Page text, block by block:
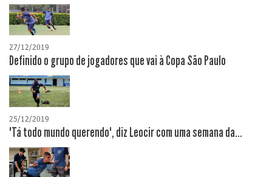
27/12/2019
Definido o grupo de jogadores que vai à Copa São Paulo
25/12/2019
"Tá todo mundo querendo", diz Leocir com uma semana da...